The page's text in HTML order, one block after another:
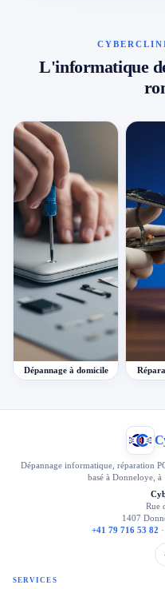
L'informatique
Dépannage à domicile
Dépannage informatique, réparation
basé à Donneloye,
Rue
1407
+41 79 716 53 82 ·
SERVICES